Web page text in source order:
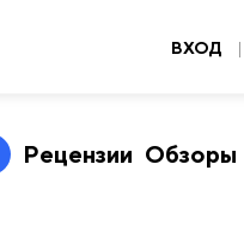
ВХОД
Рецензии Обзоры